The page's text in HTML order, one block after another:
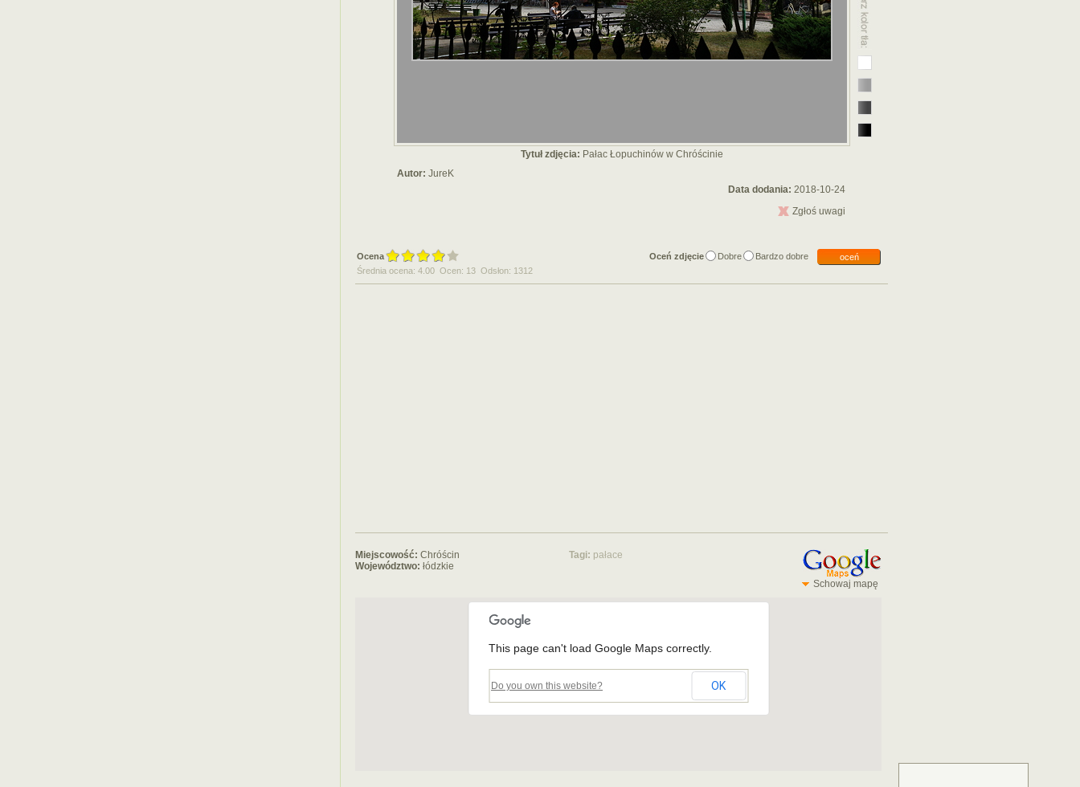
Tytuł zdjęcia: Pałac Łopuchinów w Chróścinie
Autor: JureK
Data dodania: 2018-10-24
Zgłoś uwagi
Ocena Oceń zdjęcie Dobre Bardzo dobre
oceń
Średnia ocena: 4.00 Ocen: 13 Odsłon: 1312
Miejscowość: Chróścin
Województwo: łódzkie
Tagi: pałace
Schowaj mapę
This page can't load Google Maps correctly.
Do you own this website? OK